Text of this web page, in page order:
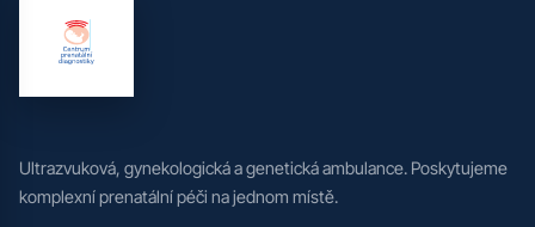
Ultrazvuková, gynekologická a genetická ambulance. Poskytujeme
komplexní prenatální péči na jednom místě.